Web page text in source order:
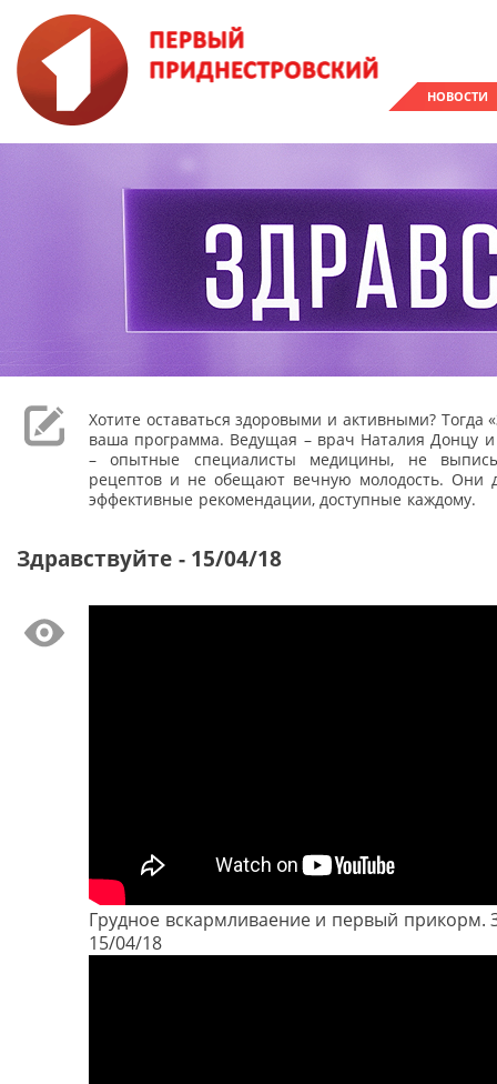
НОВОСТИ
Хотите оставаться здоровыми и активными? Тогда
ваша программа. Ведущая – врач Наталия Донцу и
– опытные специалисты медицины, не
рецептов и не обещают вечную молодость. Они
эффективные рекомендации, доступные каждому.
Здравствуйте - 15/04/18
Грудное вскармливаение и первый прикорм.
15/04/18